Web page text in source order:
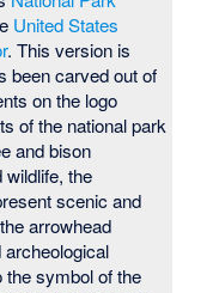
United States
. This version is
been carved out of
on the logo
of the national park
and bison
wildlife, the
scenic and
arrowhead
the symbol of the